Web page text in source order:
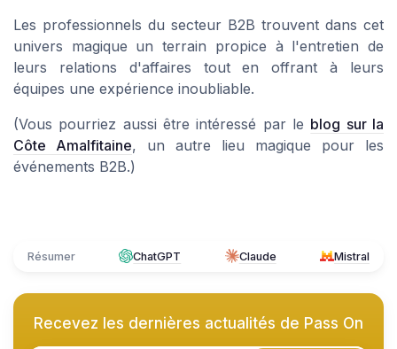
Les professionnels du secteur B2B trouvent dans cet
univers magique un terrain propice à l'entretien de
leurs relations d'affaires tout en offrant à leurs
équipes une expérience inoubliable.
(Vous pourriez aussi être intéressé par le blog sur la
Côte Amalfitaine, un autre lieu magique pour les
événements B2B.)
Résumer ChatGPT Claude Mistral
Recevez les dernières actualités de Pass On